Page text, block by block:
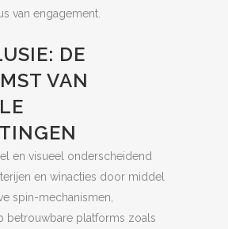
van engagement.
DE
VAN
en visueel onderscheidend
en winacties door middel
spin-mechanismen,
betrouwbare platforms zoals